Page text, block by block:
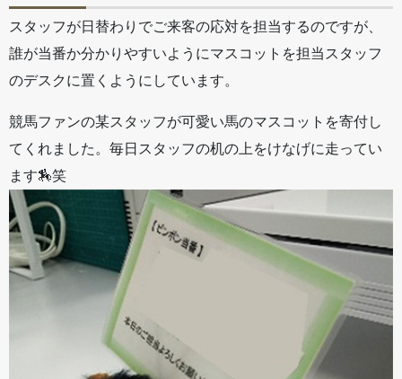
スタッフが日替わりでご来客の応対を担当するのですが、
誰が当番か分かりやすいようにマスコットを担当スタッフ
のデスクに置くようにしています。
競馬ファンの某スタッフが可愛い馬のマスコットを寄付し
てくれました。毎日スタッフの机の上をけなげに走ってい
ます🏇笑